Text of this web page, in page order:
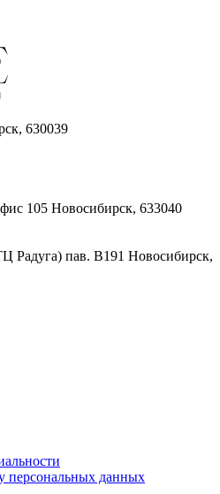
630039
105 Новосибирск, 633040
Радуга) пав. B191 Новосибирск,
персональных данных